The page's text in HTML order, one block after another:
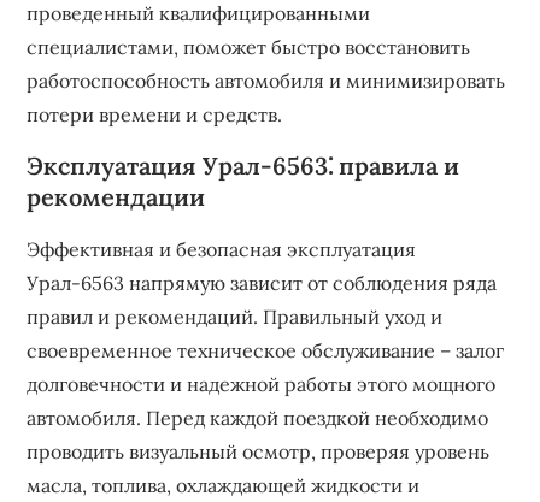
проведенный квалифицированными
специалистами, поможет быстро восстановить
работоспособность автомобиля и минимизировать
потери времени и средств.
Эксплуатация Урал-6563⁚ правила и
рекомендации
Эффективная и безопасная эксплуатация
Урал-6563 напрямую зависит от соблюдения ряда
правил и рекомендаций. Правильный уход и
своевременное техническое обслуживание – залог
долговечности и надежной работы этого мощного
автомобиля. Перед каждой поездкой необходимо
проводить визуальный осмотр, проверяя уровень
масла, топлива, охлаждающей жидкости и